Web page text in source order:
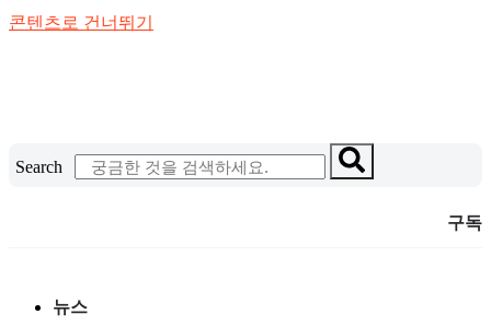
콘텐츠로 건너뛰기
Search
구독
뉴스